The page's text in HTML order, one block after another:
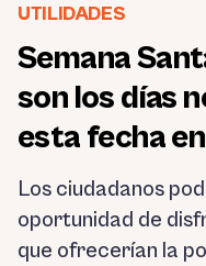
UTILIDADES
Semana
son los días
esta fecha
Los ciudadanos
oportunidad de
que ofrecerían la